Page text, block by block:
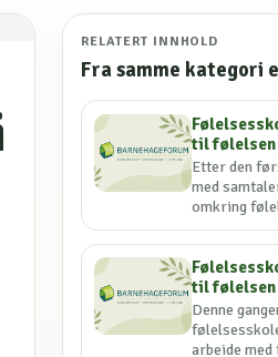
RELATERT INNHOLD
Fra samme kategori
til følelsen
Etter den
med
omkring
til følelsen
Denne
arbeide